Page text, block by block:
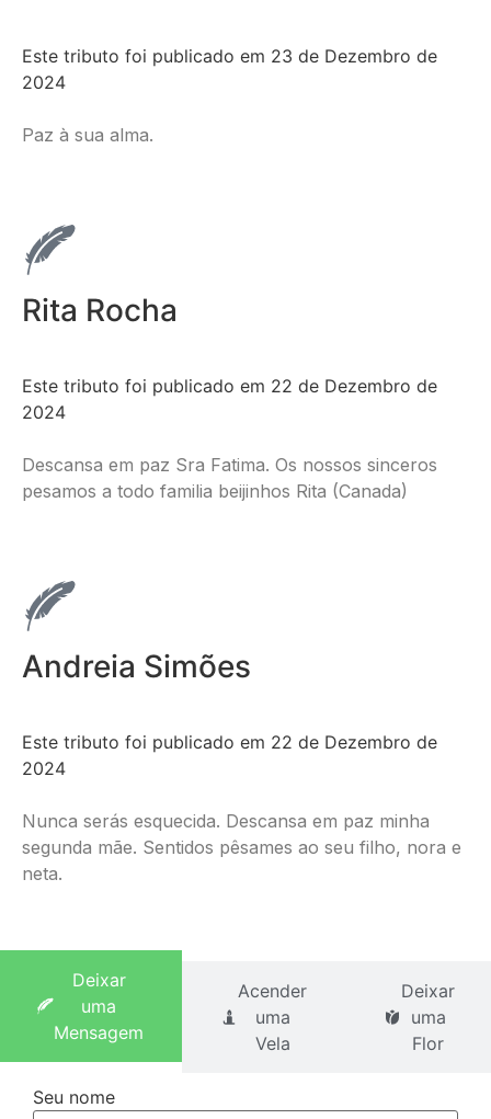
Este tributo foi publicado em 23 de Dezembro de
2024
Paz à sua alma.
Rita Rocha
Este tributo foi publicado em 22 de Dezembro de
2024
Descansa em paz Sra Fatima. Os nossos sinceros
pesamos a todo familia beijinhos Rita (Canada)
Andreia Simões
Este tributo foi publicado em 22 de Dezembro de
2024
Nunca serás esquecida. Descansa em paz minha
segunda mãe. Sentidos pêsames ao seu filho, nora e
neta.
Deixar
uma
Mensagem
Acender
uma
Vela
Deixar
uma
Flor
Seu nome